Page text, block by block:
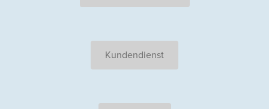
Kundendienst